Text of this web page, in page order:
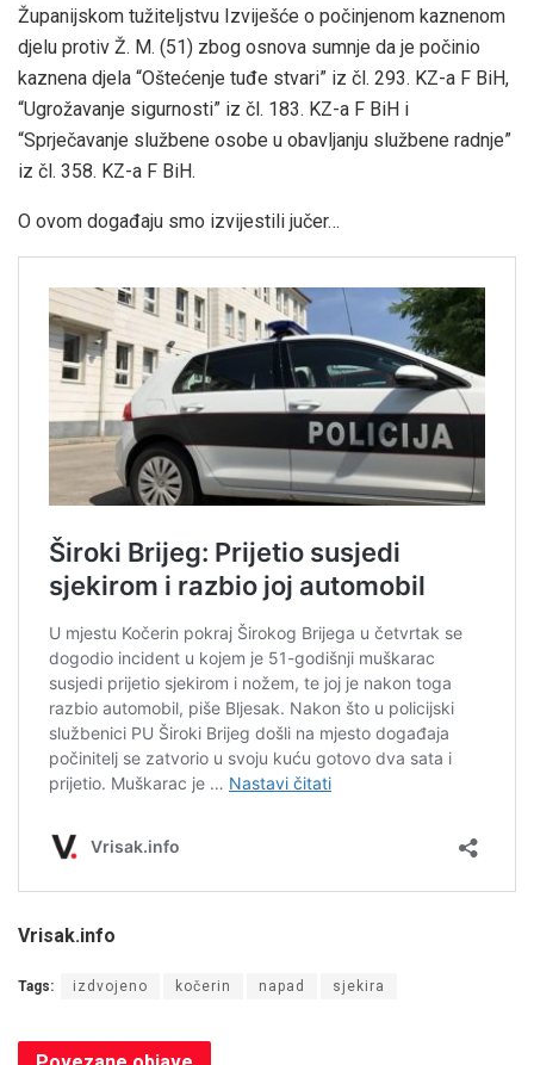
Županijskom tužiteljstvu Izviješće o počinjenom kaznenom
djelu protiv Ž. M. (51) zbog osnova sumnje da je počinio
kaznena djela “Oštećenje tuđe stvari” iz čl. 293. KZ-a F BiH,
“Ugrožavanje sigurnosti” iz čl. 183. KZ-a F BiH i
“Sprječavanje službene osobe u obavljanju službene radnje”
iz čl. 358. KZ-a F BiH.
O ovom događaju smo izvijestili jučer…
Vrisak.info
Tags: izdvojeno kočerin napad sjekira